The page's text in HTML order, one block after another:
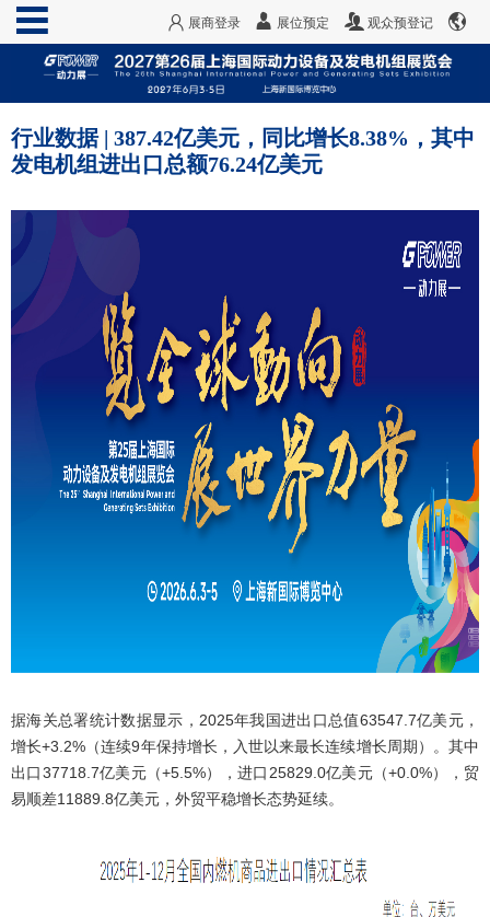
展商登录 展位预定 观众预登记
行业数据 | 387.42亿美元，同比增长8.38%，其中
发电机组进出口总额76.24亿美元
据海关总署统计数据显示，2025年我国进出口总值63547.7亿美元，
增长+3.2%（连续9年保持增长，入世以来最长连续增长周期）。其中
出口37718.7亿美元（+5.5%），进口25829.0亿美元（+0.0%），贸
易顺差11889.8亿美元，外贸平稳增长态势延续。